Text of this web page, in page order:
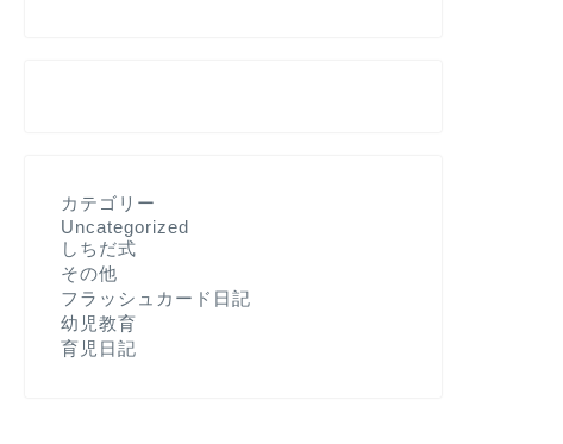
カテゴリー
Uncategorized
しちだ式
その他
フラッシュカード日記
幼児教育
育児日記